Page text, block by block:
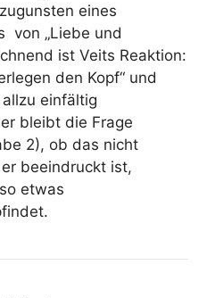
zugunsten eines
von „Liebe und
ist Veits Reaktion:
den Kopf“ und
einfältig
bleibt die Frage
2), ob das nicht
beeindruckt ist,
etwas